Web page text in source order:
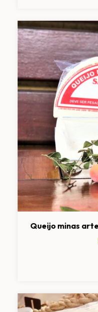
Queijo minas